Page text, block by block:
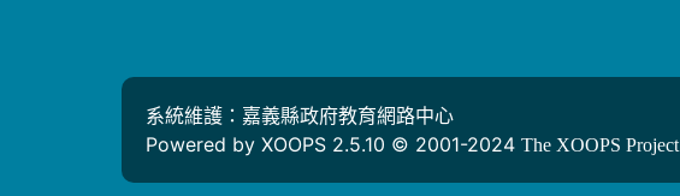
系統維護：嘉義縣政府教育網路中心
Powered by XOOPS 2.5.10 © 2001-2024 The XOOPS Project